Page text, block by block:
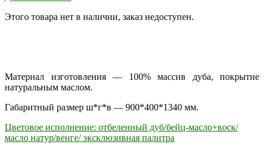
Этого товара нет в наличии, заказ недоступен.
Материал изготовления — 100% массив дуба, покрытие
натуральным маслом.
Габаритный размер ш*г*в — 900*400*1340 мм.
Цветовое исполнение: отбеленный дуб/бейц-масло+воск/
масло натур/венге/ эксклюзивная палитра